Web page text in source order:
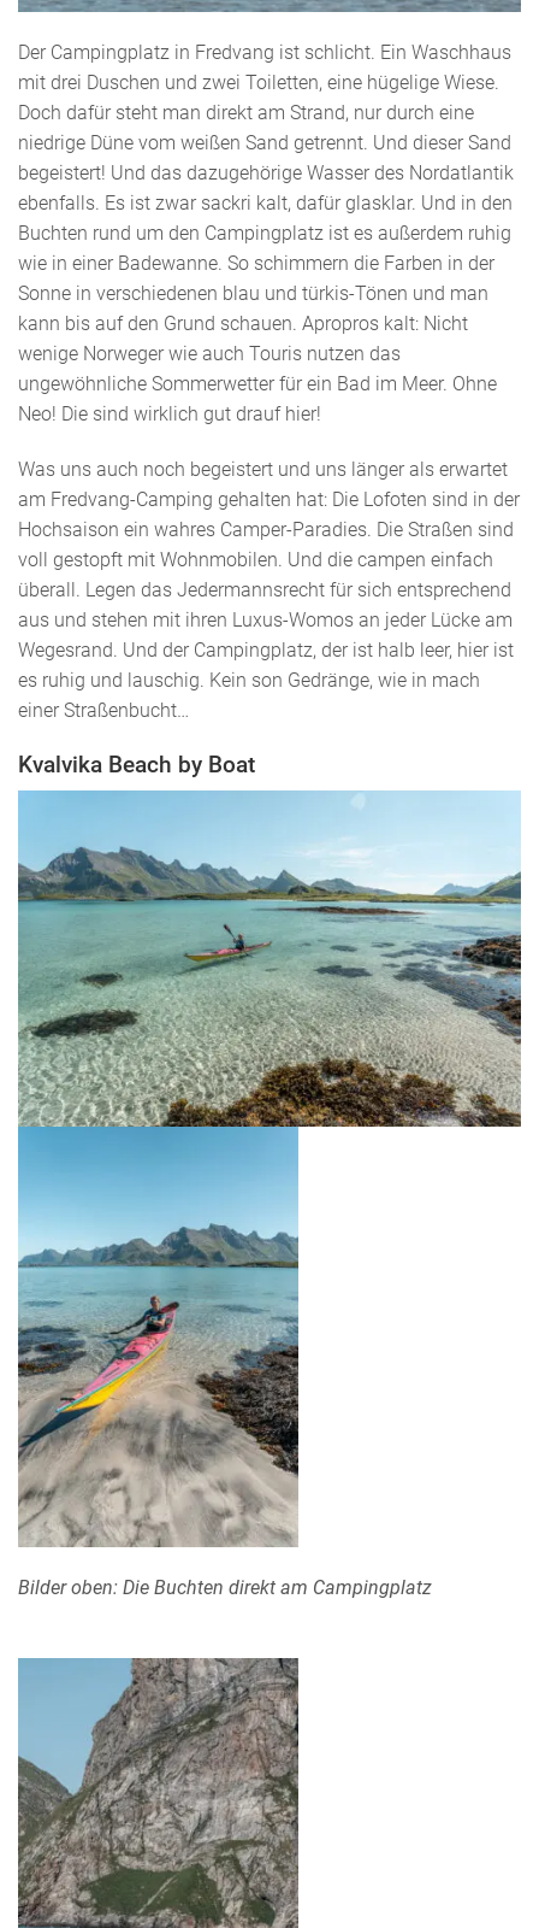
Der Campingplatz in Fredvang ist schlicht. Ein Waschhaus
mit drei Duschen und zwei Toiletten, eine hügelige Wiese.
Doch dafür steht man direkt am Strand, nur durch eine
niedrige Düne vom weißen Sand getrennt. Und dieser Sand
begeistert! Und das dazugehörige Wasser des Nordatlantik
ebenfalls. Es ist zwar sackri kalt, dafür glasklar. Und in den
Buchten rund um den Campingplatz ist es außerdem ruhig
wie in einer Badewanne. So schimmern die Farben in der
Sonne in verschiedenen blau und türkis-Tönen und man
kann bis auf den Grund schauen. Apropros kalt: Nicht
wenige Norweger wie auch Touris nutzen das
ungewöhnliche Sommerwetter für ein Bad im Meer. Ohne
Neo! Die sind wirklich gut drauf hier!
Was uns auch noch begeistert und uns länger als erwartet
am Fredvang-Camping gehalten hat: Die Lofoten sind in der
Hochsaison ein wahres Camper-Paradies. Die Straßen sind
voll gestopft mit Wohnmobilen. Und die campen einfach
überall. Legen das Jedermannsrecht für sich entsprechend
aus und stehen mit ihren Luxus-Womos an jeder Lücke am
Wegesrand. Und der Campingplatz, der ist halb leer, hier ist
es ruhig und lauschig. Kein son Gedränge, wie in mach
einer Straßenbucht…
Kvalvika Beach by Boat
Bilder oben: Die Buchten direkt am Campingplatz